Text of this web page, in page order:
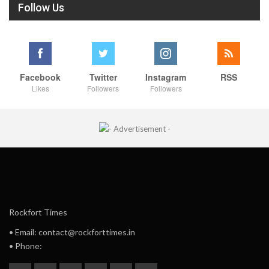
Follow Us
Facebook
Likes
Twitter
Followers
Instagram
Followers
RSS
Rockfort Times
• Email: contact@rockforttimes.in
• Phone: